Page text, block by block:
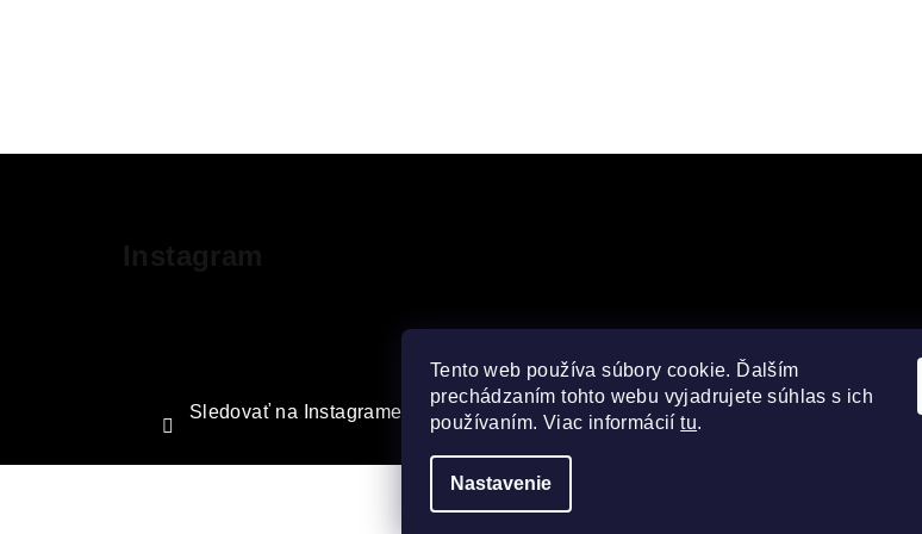
Tento web používa súbory cookie. Ďalším
prechádzaním tohto webu vyjadrujete súhlas s ich
používaním. Viac informáciítu.
Nastavenie
Sledovať na Instagrame